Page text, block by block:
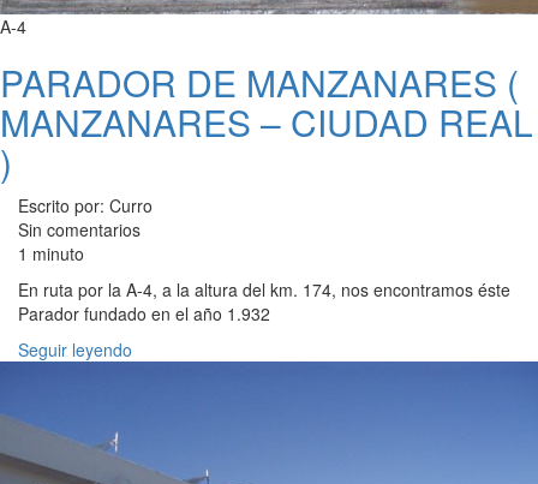
A-4
PARADOR DE MANZANARES (
MANZANARES – CIUDAD REAL
)
Escrito por: Curro
Sin comentarios
1 minuto
En ruta por la A-4, a la altura del km. 174, nos encontramos éste
Parador fundado en el año 1.932
Seguir leyendo